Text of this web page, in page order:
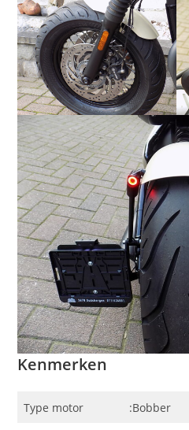
Kenmerken
Type motor :Bobber